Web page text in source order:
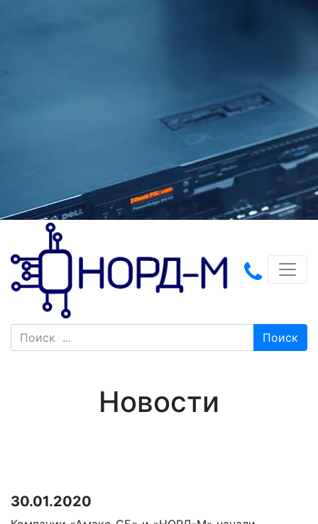
Поиск
Новости
30.01.2020